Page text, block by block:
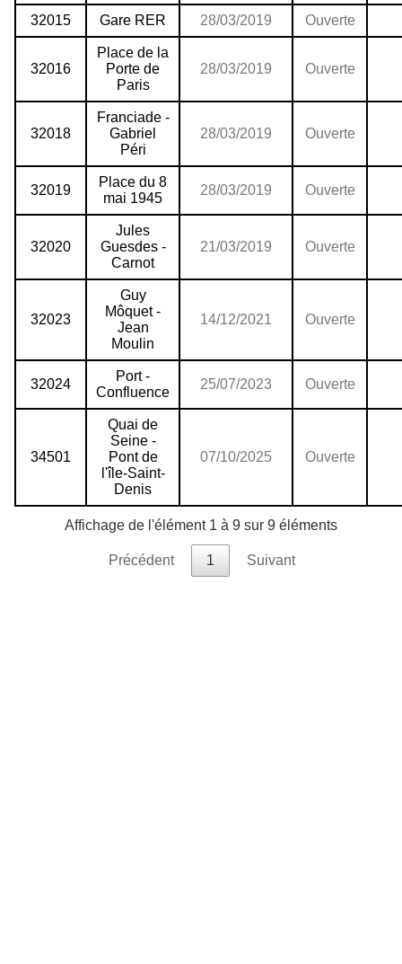
32015 Gare RER 28/03/2019 Ouverte
32016
Place de la
Porte de
Paris
28/03/2019 Ouverte
32018
Franciade -
Gabriel
Péri
28/03/2019 Ouverte
32019
Place du 8
mai 1945
28/03/2019 Ouverte
32020
Jules
Guesdes -
Carnot
21/03/2019 Ouverte
32023
Guy
Môquet -
Jean
Moulin
14/12/2021 Ouverte
32024
Port -
Confluence
25/07/2023 Ouverte
34501
Quai de
Seine -
Pont de
l'île-Saint-
Denis
07/10/2025 Ouverte
Affichage de l'élément 1 à 9 sur 9 éléments
Précédent 1 Suivant